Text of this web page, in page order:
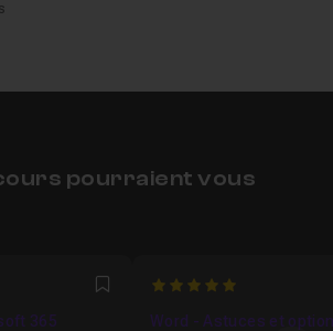
pourraient vous
Favori
365
5
Word - Astuces et